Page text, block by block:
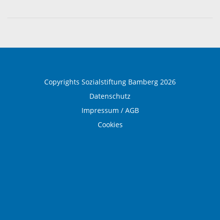
Copyrights Sozialstiftung Bamberg 2026
Datenschutz
Impressum / AGB
Cookies